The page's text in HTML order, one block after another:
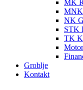
MK
NK
STK
TK
Groblje
Kontakt